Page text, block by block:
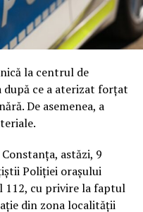
la centrul de
după ce a aterizat forțat
De asemenea, a
astăzi, 9
Poliției orașului
112, cu privire la faptul
din zona localității